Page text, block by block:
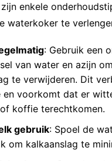
enkele
waterkoker te
: Gebruik een
van water en azijn om
te verwijderen. Dit
en voorkomt dat er
koffie terechtkomen.
gebruik: Spoel de
om kalkaanslag te